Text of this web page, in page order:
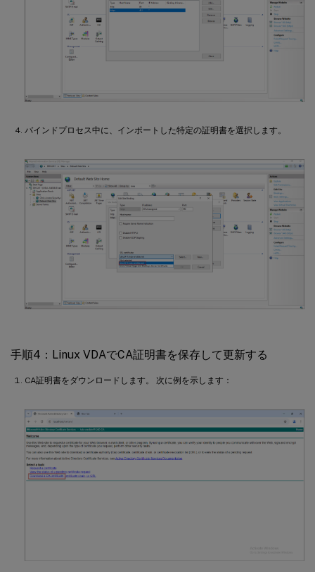
バインドプロセス中に、インポートした特定の証明書を選択します。
手順4：Linux VDAでCA証明書を保存して更新する
CA証明書をダウンロードします。 次に例を示します：